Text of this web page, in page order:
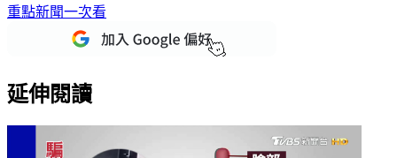
重點新聞一次看
延伸閱讀